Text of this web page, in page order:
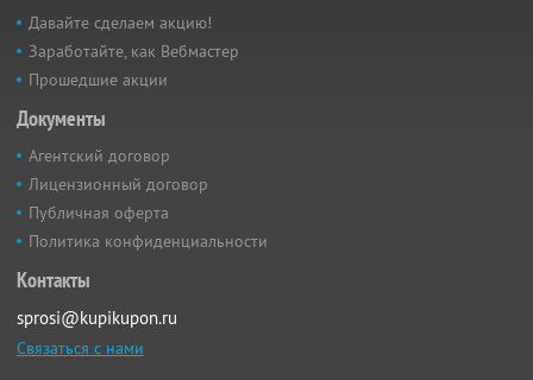
Давайте сделаем акцию!
Заработайте, как Вебмастер
Прошедшие акции
Документы
Агентский договор
Лицензионный договор
Публичная оферта
Политика конфиденциальности
Контакты
sprosi@kupikupon.ru
Связаться с нами